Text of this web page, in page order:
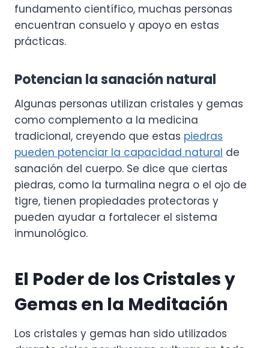
fundamento científico, muchas personas
encuentran consuelo y apoyo en estas
prácticas.
Potencian la sanación natural
Algunas personas utilizan cristales y gemas
como complemento a la medicina
tradicional, creyendo que estas piedras
pueden potenciar la capacidad natural de
sanación del cuerpo. Se dice que ciertas
piedras, como la turmalina negra o el ojo de
tigre, tienen propiedades protectoras y
pueden ayudar a fortalecer el sistema
inmunológico.
El Poder de los Cristales y
Gemas en la Meditación
Los cristales y gemas han sido utilizados